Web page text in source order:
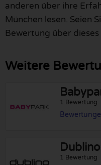
anderen über ihre
München lesen. Seien
Bewertung über
Weitere
1 Bewertung
Dublino
1 Bewertung